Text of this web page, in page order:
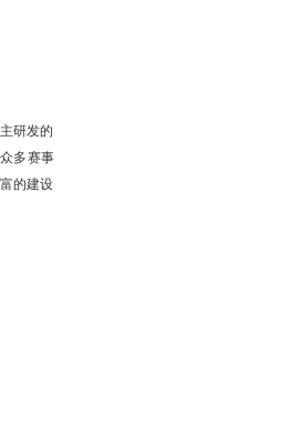
研发的
多赛事
的建设